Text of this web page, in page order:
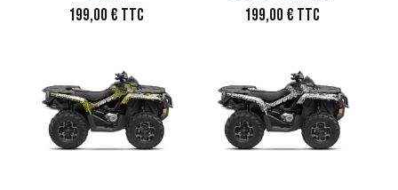
199,00€ TTC 199,00€ TTC